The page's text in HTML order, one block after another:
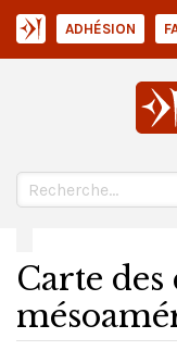
ADHÉSION
Carte